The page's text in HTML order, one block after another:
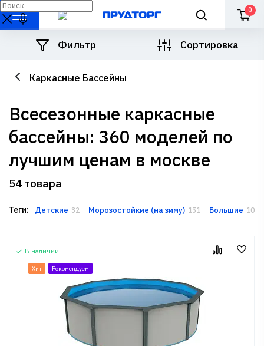
0
Каркасные Бассейны
Фильтр Сортировка
всесезонные каркасные
бассейны: 360 моделей по
лучшим ценам в москве
54 товара
Теги: Детские 32 Морозостойкие (на зиму) 151 Большие 105
В наличии
Хит Рекомендуем